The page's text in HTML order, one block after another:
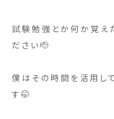
試験勉強とか何か覚え
ださい🫡
僕はその時間を活用し
す🤭